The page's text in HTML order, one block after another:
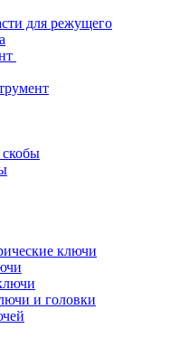
для режущего
ключи
и головки